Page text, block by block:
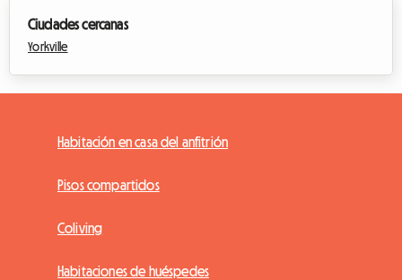
Ciudades cercanas
Yorkville
Habitación en casa del anfitrión
Pisos compartidos
Coliving
Habitaciones de huéspedes